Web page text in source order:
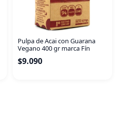
Pulpa de Acai con Guarana
Vegano 400 gr marca Fín
$9.090